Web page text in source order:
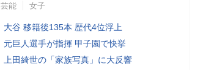
芸能 女子
大谷 移籍後135本 歴代4位浮上
元巨人選手が指揮 甲子園で快挙
上田綺世の「家族写真」に大反響